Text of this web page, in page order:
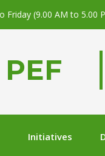
Friday (9.00 AM to 5.00
PEF
Initiatives